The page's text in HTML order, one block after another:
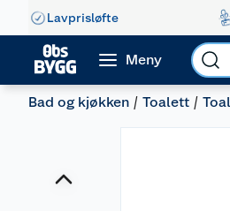
Lavprisløfte
Meny
Bad og kjøkken Toalett